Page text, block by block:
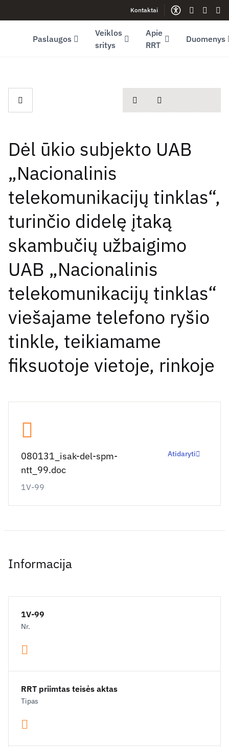
Youtube (opens in new window)Kontaktai
Gestų
Paslaugos
Veiklos
sritys
Apie
RRT
Duomenys
spausdintiDalintis
Dėl ūkio subjekto UAB
„Nacionalinis
telekomunikacijų tinklas“,
turinčio didelę įtaką
skambučių užbaigimo
UAB „Nacionalinis
telekomunikacijų tinklas“
viešajame telefono ryšio
tinkle, teikiamame
fiksuotoje vietoje, rinkoje
080131_isak-del-spm-
ntt_99.doc
1V-99
Atidaryti
Informacija
1V-99
Nr.
RRT priimtas teisės aktas
Tipas